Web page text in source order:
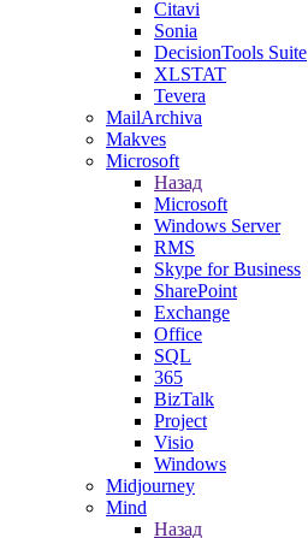
Citavi
Sonia
DecisionTools Suite
XLSTAT
Tevera
MailArchiva
Makves
Microsoft
Назад
Microsoft
Windows Server
RMS
Skype for Business
SharePoint
Exchange
Office
SQL
365
BizTalk
Project
Visio
Windows
Midjourney
Mind
Назад